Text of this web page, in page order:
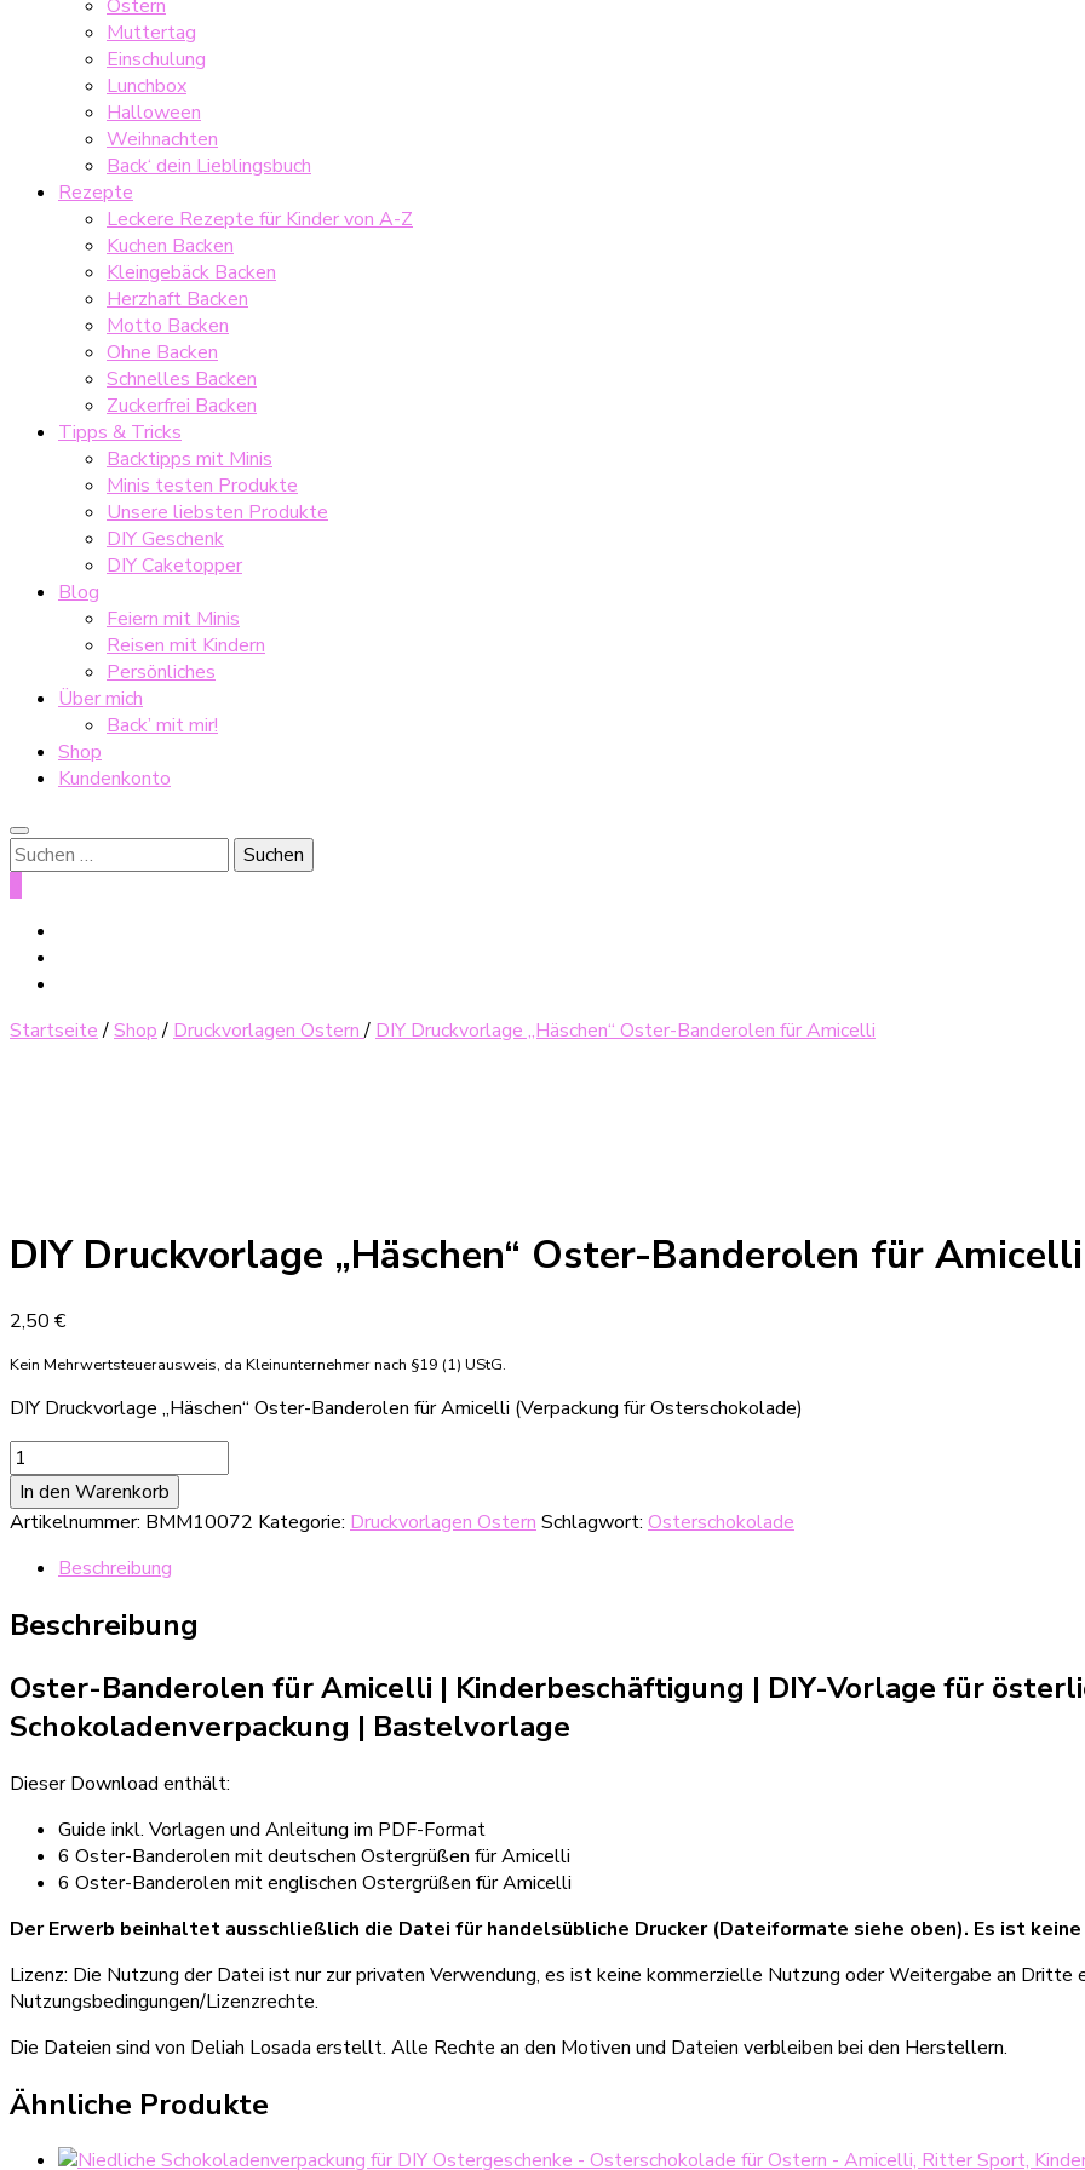
Ostern
Muttertag
Einschulung
Lunchbox
Halloween
Weihnachten
Back‘ dein Lieblingsbuch
Rezepte
Leckere Rezepte für Kinder von A-Z
Kuchen Backen
Kleingebäck Backen
Herzhaft Backen
Motto Backen
Ohne Backen
Schnelles Backen
Zuckerfrei Backen
Tipps & Tricks
Backtipps mit Minis
Minis testen Produkte
Unsere liebsten Produkte
DIY Geschenk
DIY Caketopper
Blog
Feiern mit Minis
Reisen mit Kindern
Persönliches
Über mich
Back’ mit mir!
Shop
Kundenkonto
Suche
nach:
Startseite /Shop / Druckvorlagen Ostern/ DIY Druckvorlage „Häschen“ Oster-Banderolen für Amicelli
DIY Druckvorlage „Häschen“ Oster-Banderolen für Amicelli
2,50 €
Kein Mehrwertsteuerausweis, da Kleinunternehmer nach §19 (1) UStG.
DIY Druckvorlage „Häschen“ Oster-Banderolen für Amicelli (Verpackung für Osterschokolade)
DIY
Druckvorlage
"Häschen"
Oster-
Banderolen
Amicelli
Menge
In den Warenkorb
Artikelnummer: BMM10072 Kategorie: Druckvorlagen Ostern Schlagwort: Osterschokolade
Beschreibung
Beschreibung
Oster-Banderolen für Amicelli | Kinderbeschäftigung | DIY-Vorlage für
Schokoladenverpackung | Bastelvorlage
Dieser Download enthält:
Guide inkl. Vorlagen und Anleitung im PDF-Format
6 Oster-Banderolen mit deutschen Ostergrüßen für Amicelli
6 Oster-Banderolen mit englischen Ostergrüßen für Amicelli
Der Erwerb beinhaltet ausschließlich die Datei für handelsübliche Drucker (Dateiformate siehe oben). Es ist
Lizenz: Die Nutzung der Datei ist nur zur privaten Verwendung, es ist keine kommerzielle Nutzung oder Weitergabe an
Nutzungsbedingungen/Lizenzrechte.
Die Dateien sind von Deliah Losada erstellt. Alle Rechte an den Motiven und Dateien verbleiben bei den Herstellern.
Ähnliche Produkte